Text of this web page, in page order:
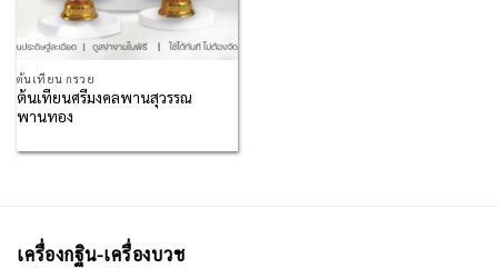
ต้นเทียน กรวย
ต้นเทียนศรีมงคลพานสุวรรณ
พานทอง
เครื่องกฐิน-เครื่องบวช